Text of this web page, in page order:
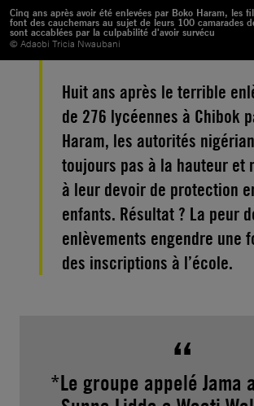
Cinq ans après avoir été enlevées par Boko Haram, les
font des cauchemars au sujet de leurs 100 camarades
sont accablées par la culpabilité d'avoir survécu
© Adaobi Tricia Nwaubani
Huit ans après le terrible
de 276 lycéennes à Chibok
Haram, les autorités
toujours pas à la hauteur et
à leur devoir de protection
enfants. Résultat ? La peur
enlèvements engendre une
des inscriptions à l’école.
*Le groupe appelé Jama